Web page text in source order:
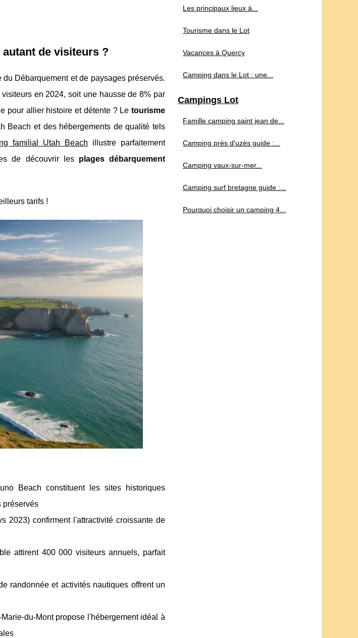
de visiteurs ?
Débarquement et de paysages préservés.
en 2024, soit une hausse de 8% par
pour allier histoire et détente ? Le tourisme
Beach et des hébergements de qualité tels
familial Utah Beach
illustre parfaitement
de découvrir les plages débarquement
tarifs !
Beach constituent les sites historiques
préservés
2023) confirment l'attractivité croissante de
attirent 400 000 visiteurs annuels, parfait
randonnée et activités nautiques offrent un
du-Mont propose l'hébergement idéal à
Les principaux lieux à...
Tourisme dans le Lot
Vacances à Quercy
Camping dans le Lot : une...
Campings Lot
Famille camping saint jean de...
Camping près d'uzès guide :...
Camping vaux-sur-mer...
Camping surf bretagne guide :...
Pourquoi choisir un camping 4...